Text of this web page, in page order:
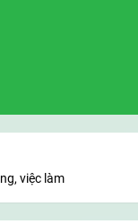
việc làm